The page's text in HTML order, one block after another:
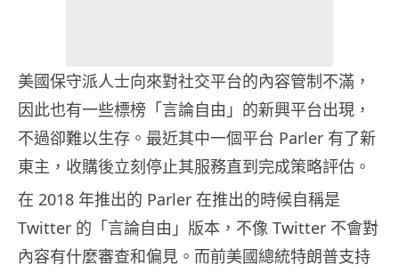
美國保守派人士向來對社交平台的內容管制不滿，
因此也有一些標榜「言論自由」的新興平台出現，
不過卻難以生存。最近其中一個平台 Parler 有了新
東主，收購後立刻停止其服務直到完成策略評估。
在 2018 年推出的 Parler 在推出的時候自稱是
Twitter 的「言論自由」版本，不像 Twitter 不會對
內容有什麼審查和偏見。而前美國總統特朗普支持